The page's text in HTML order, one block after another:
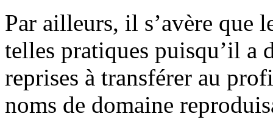
Par ailleurs, il s’avère que
telles pratiques puisqu’il a
reprises à transférer au
noms de domaine